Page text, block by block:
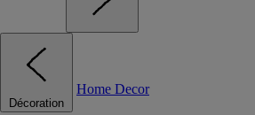
Décoration
Home Decor